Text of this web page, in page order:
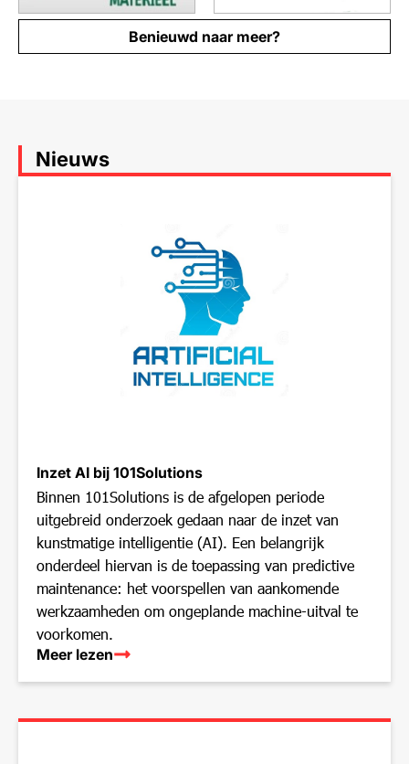
Benieuwd naar meer?
Nieuws
Inzet AI bij 101Solutions
Binnen 101Solutions is de afgelopen periode
uitgebreid onderzoek gedaan naar de inzet van
kunstmatige intelligentie (AI). Een belangrijk
onderdeel hiervan is de toepassing van predictive
maintenance: het voorspellen van aankomende
werkzaamheden om ongeplande machine-uitval te
voorkomen.
Meer lezen